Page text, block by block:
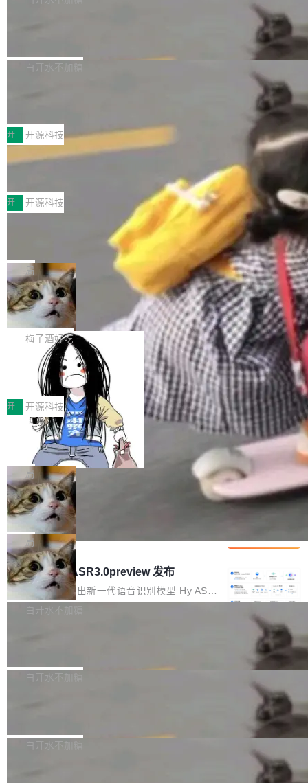
个主 agent 循环，外加一组后台 agent。这些后
库，并将作为transport接入Mooncake TENT。
MPComm将作为一种传输引擎接入Mooncake T
ENT，实现零拷贝传输性能提升30%、非零拷贝
传输性能最高提升5倍。UCL-MPComm底层基
于自研UCL-Engine通信引擎，后续腾讯网平将
持续开源更多基于UCL-Engine的高性能通信组
件。 腾讯网平团队在UCL-MPComm中实现了一
个独立于业务线程的全局通信引擎（Engine），
白开水不加糖
型案例入选名单》，深信服“面向企业研发场景的
开源 AI 编程平台 CoStrict 应用”凭借卓越的技术
创新与落地成效成功入选。 全链路私有化部署，
助力企业AI研发安全落地 当前，越来越多企业已
经开始引入 AI Coding 工具，通过调用公有云模
型或企业内部部署模型提升研发效率。但随着 AI
Coding 从个人辅助工具逐步走向团队级、组织
级应用，企业在规模化落地过程中，对安全性、
可控性和代码质量提出了更高要求。 首先是数据
安全与合规要求。对于大多数普通研发场景，公
有云模型能够满足快速试用和效率提升的需求。
但对于金融、能源、医疗等对数据安全要求较...
开 开源科技
深信服AI算力网关入选工信部人工智能
前不久，工业和信息化部正式发布《2025年人工
智能应用典型案例名单》，集中展示人工智能在
各领域的应用成果，覆盖技术底座、行业赋能、
产品应用、支撑保障、专题等五大方向。深信服
AI算力网关（AI创新平台）成功入选！ 随着各行
各业的Agent走向规模化建设，算力构成形态逐
渐丰富，用户关注的重点也在发生变化：不只是
让AI用起来，还要进一步看清混合算力时代下，
Token花在哪里、算力是否被充分利用，以及持
续增长的AI成本该如何优化。 深信服AI算力网关
正是围绕这些实际问题，从Token治理和成本治
理两个方面，让用户的每一份算力都看得清、管
得住、用得稳、省得下、更安全！ 一、从现在开
始，Token使用一目...
开 开源科技
Jeff Dean 离开 Google：一个时代的结
束，一个实验室的开始
Google 员工编号 20。MapReduce 作者之一。
Bigtable 作者之一。TensorFlow 的作者之一。
Gemini 的架构师。Google 首席科学家。 Jeff D
ean 在 Google 工作了 27 年后，宣布离职。 他
不是一个人走。一同离开的还有 Sanjay Ghema
wat（Google 员工编号 23，Jeff Dean 二十多
年的编程搭档，MapReduce 和 Bigtable 的共同
作者）、Quoc Le（Google 大脑核心成员，Se
q2Seq 和 DocAI 的共同发明人）以及 Oriol Vin
yals（Gemini 联合负责人，AlphaSta...
局
🔥 SolonCode v2026.8.4 发布：界面
字体可调、22 种语言、记忆搜索增强
打开终端就能上岗的全中文编码智能体，这一轮
把「看得清、用母语、记得住」三件事一次补
齐。 SolonCode 是什么 SolonCode 是杭州无
耳科技研发的企业级终端编码智能体——一位全
中文驱动的数字员工，自主理解需求、规划步
骤、编写代码。不挑模型、不挑平台，curl 一行
装完即用。 开源地址：Gitee · GitCode · GitHu
b 安装 支持 Java 8+（8~26）、macOS / Linu
x / Windows / Harmony PC。 # macOS / Linu
x / Harmony PC curl -fsSL https://solon.noea
r.org/solon...
梅子酒好吃
让“代码语义理解”深度释放AI Coding
价值潜能：华为云码道（CodeArts）
代码仓技术解析
一、代码仓深度理解技术的作用与价值 在软件工
程实践中，代码仓是企业核心知识资产的主要载
体。企业级代码仓库通常包含数十万乃至数百万
个文件，其规模远超单次模型调用可承载的上下
文窗口。随着项目规模的持续扩张与代码历史的
不断累积，代码仓中的模块关系、接口契约、业
务逻辑等关键信息往往分散于数十乃至数百个文
件之中，形成高度复杂的知识关联网络。传统的
代码检索手段（如关键词匹配、目录遍历）仅能
在语法层面完成文本定位，难以触及代码的语义
内涵与结构关联，导致开发者使用代码智能体在
理解大规模代码仓时面临显著"代码仓理解"瓶
颈。 代码仓深度理解服务（以下简称" CodeBas
e深度理解服务"）是华为云码道（CodeA...
开 开源科技
一条“删库”命令跑 17 小时，算法工程
师删光 89TB 数据只为干私活
最高人民检察院8月4日公布了一起案件：北京一
名90后算法工程师王某，为了给自己接的私活腾
服务器空间，删光了公司AI游戏部门的全部核心
数据。 王某2024年1月入职东城区某科技公司AI
短剧部门，有互联网大厂背景。在公司内部架构
调整期间，部门三次通知全员将数据从A集群迁
移到B集群，王某都回复了"收到"。 他没有迁移
数据。2024年9月3日下午4点，他使用此前登录
的账号密码进入A集群，输入了一条被程序员圈
称为"删库跑路"的命令——最高管理员权限、无
自研的多个文生3D和...
局
Cloudflare 分享推理优化实践：KV ca
che 量化 + 权重压缩，吞吐量提升 4
1%，成本降 30%
Kimi 和 GLM 是当前最强的大模型系列之一，但
它们有一个共同的问题：太吃显存了。月之暗面
的 Kimi K 系列和智谱的 GLM 都是长上下文、M
oE 架构的大模型，好用到让人上瘾，但 GPU 显
存永远不够用。 Cloudflare 的 Workers AI 团队
一直在跑这些模型的推理。他们在官方博客上发
整性保护。效果是：吞吐量提升 41%，每 token
局
腾讯混元 Hy ASR3.0preview 发布
腾讯混元正式推出新一代语音识别模型 Hy ASR
3.0preview。基于最新一代大语言模型 Hy3 的
让语音识别不再只是听清，而是真正听懂。通过
w 不要求标准普通话，方言识别覆盖粤语、吴语
白开水不加糖
新和少量网页兼容性修复版本。 Changes/fixe
容提供的字体时出现的几个问题 为避免音频加
白开水不加糖
发布的 Release Notes，他利用 AI 工具（如 Co
白开水不加糖